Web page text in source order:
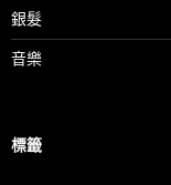
銀髮
音樂
標籤